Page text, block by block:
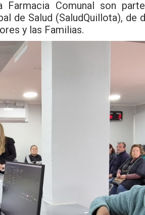
Farmacia Comunal son
de Salud (SaludQuillota), de
y las Familias.